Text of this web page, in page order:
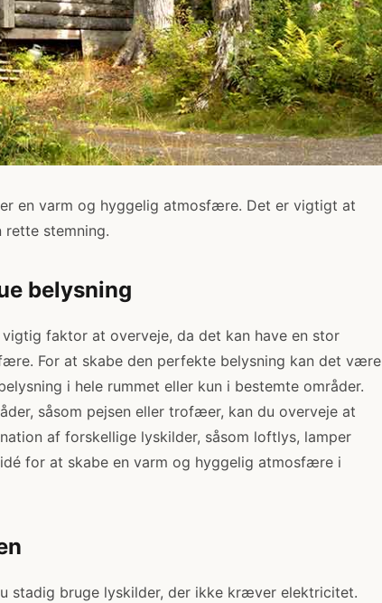
en varm og hyggelig atmosfære. Det er vigtigt at
stemning.
belysning
faktor at overveje, da det kan have en stor
For at skabe den perfekte belysning kan det være
i hele rummet eller kun i bestemte områder.
såsom pejsen eller trofæer, kan du overveje at
af forskellige lyskilder, såsom loftlys, lamper
for at skabe en varm og hyggelig atmosfære i
stadig bruge lyskilder, der ikke kræver elektricitet.